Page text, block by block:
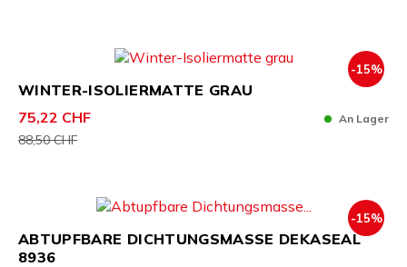
WINTER-ISOLIERMATTE GRAU
75,22 CHF
-15%
88,50 CHF
An Lager
ABTUPFBARE DICHTUNGSMASSE DEKASEAL
8936
-15%